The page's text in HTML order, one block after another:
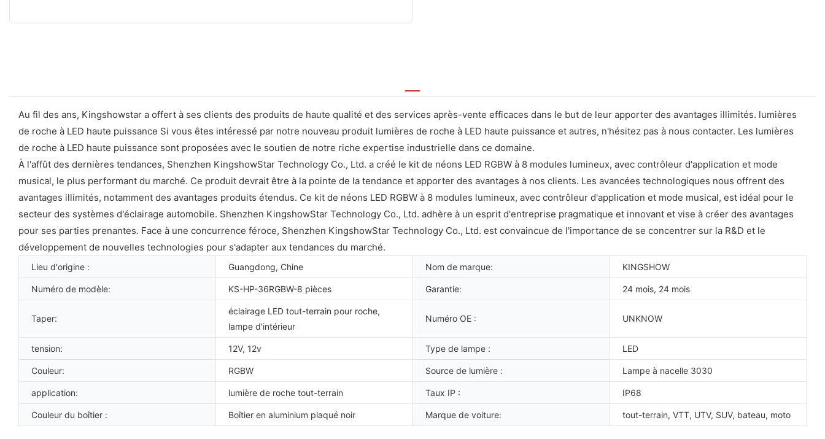
Au fil des ans, Kingshowstar a offert à ses clients des produits de haute qualité et des services après-vente efficaces dans le but de leur apporter des avantages illimités. lumières
de roche à LED haute puissance Si vous êtes intéressé par notre nouveau produit lumières de roche à LED haute puissance et autres, n'hésitez pas à nous contacter. Les lumières
de roche à LED haute puissance sont proposées avec le soutien de notre riche expertise industrielle dans ce domaine.
À l'affût des dernières tendances, Shenzhen KingshowStar Technology Co., Ltd. a créé le kit de néons LED RGBW à 8 modules lumineux, avec contrôleur d'application et mode
musical, le plus performant du marché. Ce produit devrait être à la pointe de la tendance et apporter des avantages à nos clients. Les avancées technologiques nous offrent des
avantages illimités, notamment des avantages produits étendus. Ce kit de néons LED RGBW à 8 modules lumineux, avec contrôleur d'application et mode musical, est idéal pour le
secteur des systèmes d'éclairage automobile. Shenzhen KingshowStar Technology Co., Ltd. adhère à un esprit d'entreprise pragmatique et innovant et vise à créer des avantages
pour ses parties prenantes. Face à une concurrence féroce, Shenzhen KingshowStar Technology Co., Ltd. est convaincue de l'importance de se concentrer sur la R&D et le
développement de nouvelles technologies pour s'adapter aux tendances du marché.
Lieu d'origine : Guangdong, Chine Nom de marque: KINGSHOW
Numéro de modèle: KS-HP-36RGBW-8 pièces Garantie: 24 mois, 24 mois
Taper:
éclairage LED tout-terrain pour roche,
lampe d'intérieur
Numéro OE : UNKNOW
tension: 12V, 12v Type de lampe : LED
Couleur: RGBW Source de lumière : Lampe à nacelle 3030
application: lumière de roche tout-terrain Taux IP : IP68
Couleur du boîtier : Boîtier en aluminium plaqué noir Marque de voiture: tout-terrain, VTT, UTV, SUV, bateau, moto